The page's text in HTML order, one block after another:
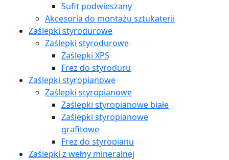
Sufit podwieszany
Akcesoria do montażu sztukaterii
Zaślepki styrodurowe
Zaślepki styrodurowe
Zaślepki XPS
Frez do styroduru
Zaślepki styropianowe
Zaślepki styropianowe
Zaślepki styropianowe białe
Zaślepki styropianowe
grafitowe
Frez do styropianu
Zaślepki z wełny mineralnej